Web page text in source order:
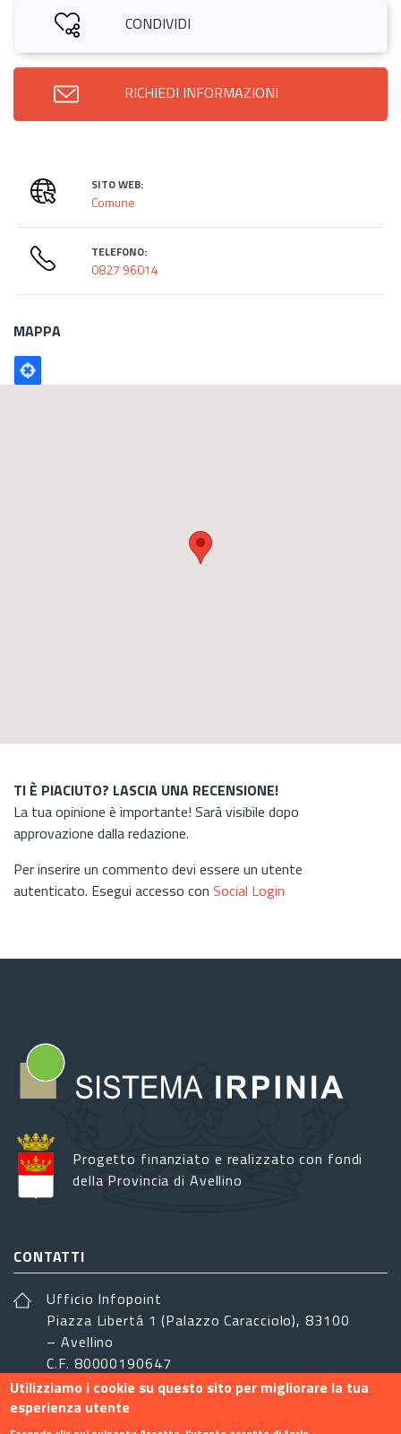
CONDIVIDI
RICHIEDI INFORMAZIONI
SITO WEB:
Comune
TELEFONO:
0827 96014
MAPPA
Poligono
GEO
TI È PIACIUTO? LASCIA UNA RECENSIONE!
La tua opinione è importante! Sarà visibile dopo
approvazione dalla redazione.
Per inserire un commento devi essere un utente
autenticato. Esegui accesso con Social Login
Progetto finanziato e realizzato con fondi
della Provincia di Avellino
CONTATTI
Ufficio Infopoint
Piazza Libertá 1 (Palazzo Caracciolo), 83100
– Avellino
C.F. 80000190647
sistemairpinia@provincia.avellino.it
Utilizziamo i cookie su questo sito per migliorare la tua
esperienza utente